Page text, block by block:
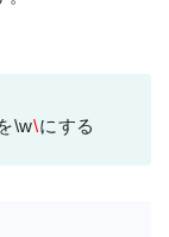
\w\にする